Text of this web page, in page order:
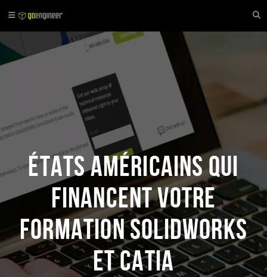
États américains qui
financent votre
formation SOLIDWORKS
et CATIA